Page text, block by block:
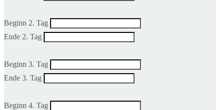
Beginn 2. Tag
Ende 2. Tag
Beginn 3. Tag
Ende 3. Tag
Beginn 4. Tag